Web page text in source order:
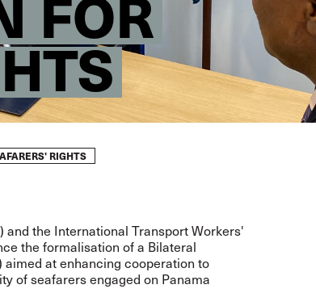
RIGHTS
the International Transport Workers'
the formalisation of a Bilateral
at enhancing cooperation to
of seafarers engaged on Panama